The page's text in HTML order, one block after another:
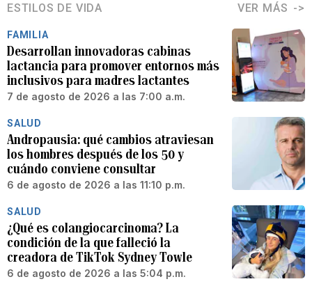
ESTILOS DE VIDA VER MÁS
FAMILIA
Desarrollan innovadoras cabinas
lactancia para promover entornos más
inclusivos para madres lactantes
7 de agosto de 2026 a las 7:00 a.m.
SALUD
Andropausia: qué cambios atraviesan
los hombres después de los 50 y
cuándo conviene consultar
6 de agosto de 2026 a las 11:10 p.m.
SALUD
¿Qué es colangiocarcinoma? La
condición de la que falleció la
creadora de TikTok Sydney Towle
6 de agosto de 2026 a las 5:04 p.m.